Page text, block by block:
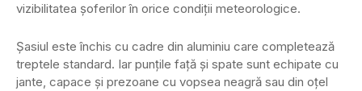
vizibilitatea șoferilor în orice condiții meteorologice.
Șasiul este închis cu cadre din aluminiu care completează
treptele standard. Iar punțile față și spate sunt echipate cu
jante, capace și prezoane cu vopsea neagră sau din oțel